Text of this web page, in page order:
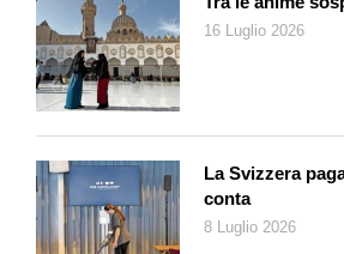
Casa di bambola], la compagna, l’eroina
letteratura da grande città che va dal
romanzo parigino. Queste donne invece
psichici, il matrimonio per esse è un
La diagnosi di Spengler non rimase
prospettiva che la «razza ariana» fosse
scomparire, incalzata da «razze» più
soprattutto più prolifiche, ispirò una serie
16 Luglio 2026
La Svizzera
conta
8 Luglio 2026